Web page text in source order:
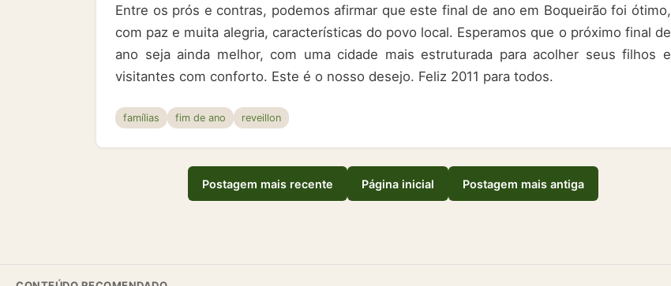
Entre os prós e contras, podemos afirmar que este final de ano em Boqueirão foi ótimo,
com paz e muita alegria, características do povo local. Esperamos que o próximo final de
ano seja ainda melhor, com uma cidade mais estruturada para acolher seus filhos e
visitantes com conforto. Este é o nosso desejo. Feliz 2011 para todos.
famílias fim de ano reveillon
Postagem mais recente Página inicial Postagem mais antiga